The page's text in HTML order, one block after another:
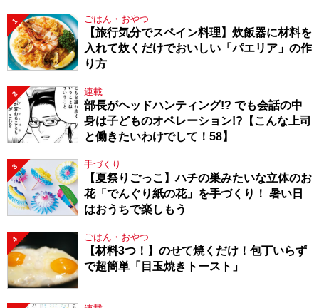
1 ごはん・おやつ
【旅行気分でスペイン料理】炊飯器に材料を
入れて炊くだけでおいしい「パエリア」の作
り方
2 連載
部長がヘッドハンティング!? でも会話の中
身は子どものオペレーション!?【こんな上司
と働きたいわけでして！58】
3 手づくり
【夏祭りごっこ】ハチの巣みたいな立体のお
花「でんぐり紙の花」を手づくり！ 暑い日
はおうちで楽しもう
4 ごはん・おやつ
【材料3つ！】のせて焼くだけ！包丁いらず
で超簡単「目玉焼きトースト」